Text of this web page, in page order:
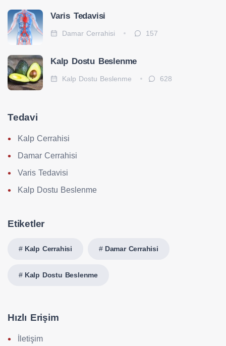
Varis Tedavisi
Damar Cerrahisi 157
Kalp Dostu Beslenme
Kalp Dostu Beslenme 628
Tedavi
Kalp Cerrahisi
Damar Cerrahisi
Varis Tedavisi
Kalp Dostu Beslenme
Etiketler
Kalp Cerrahisi Damar Cerrahisi
Kalp Dostu Beslenme
Hızlı Erişim
İletişim